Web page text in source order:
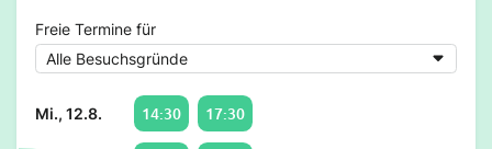
Freie Termine für
Mi., 12.8. 14:30 17:30